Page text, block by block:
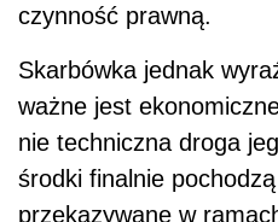
czynność prawną.
Skarbówka jednak
ważne jest
nie techniczna droga
środki finalnie
przekazywane w